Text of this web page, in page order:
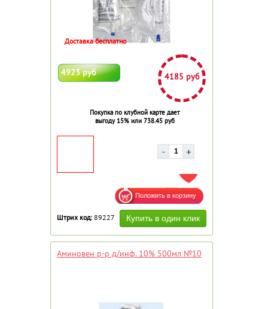
4923 руб 4185 руб
Покупка по клубной карте дает
выгоду 15% или 738.45 руб
Доставка бесплатно
ДОБАВИТЬ В ИЗБРАННОЕ
Штрих код: 89227
Аминовен р-р д/инф. 10% 500мл №10